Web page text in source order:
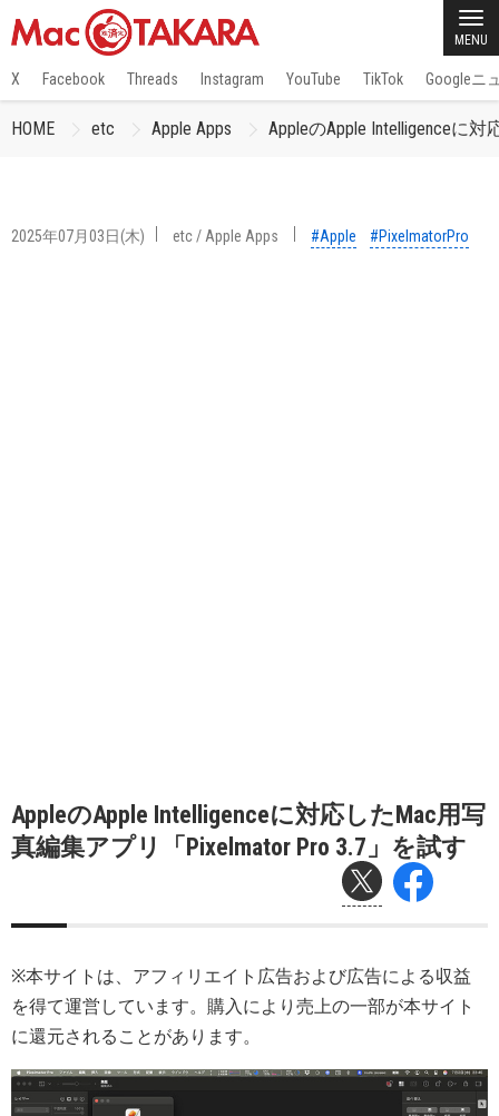
MENU
X Facebook Threads Instagram YouTube TikTok Googleニ
HOME etc Apple Apps AppleのApple Intelligenceに
2025年07月03日(木) etc/ Apple Apps #Apple #PixelmatorPro
AppleのApple Intelligenceに対応したMac用写
真編集アプリ「Pixelmator Pro 3.7」を試す
※本サイトは、アフィリエイト広告および広告による収益
を得て運営しています。購入により売上の一部が本サイト
に還元されることがあります。